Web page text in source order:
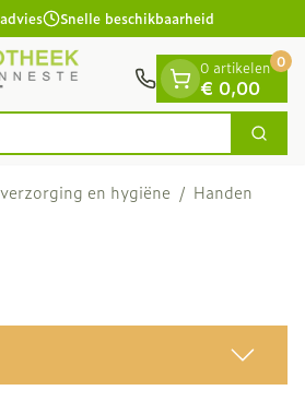
Snelle beschikbaarheid
Zoek
0 artikelen
€ 0,00
0
en hygiëne / Handen